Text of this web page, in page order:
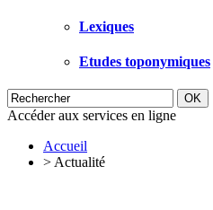
Lexiques
Etudes toponymiques
Accéder aux services en ligne
Accueil
> Actualité